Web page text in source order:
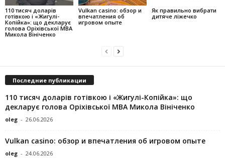
110 тисяч доларів
готівкою і «Жигулі-
Копійка»: що декларує
голова Оріхівської МВА
Микола Вініченко
Vulkan casino: обзор и
впечатления об
игровом опыте
Як правильно вибрати
дитяче ліжечко
Последние публикации
110 тисяч доларів готівкою і «Жигулі-Копійка»: що
декларує голова Оріхівської МВА Микола Вініченко
oleg - 26.06.2026
Vulkan casino: обзор и впечатления об игровом опыте
oleg - 24.06.2026